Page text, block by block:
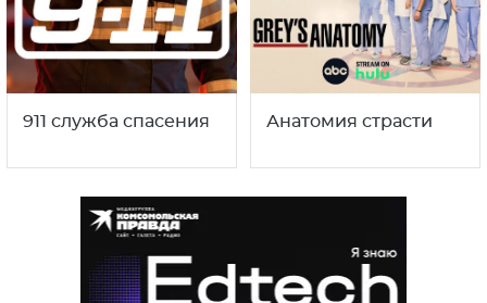
911 служба спасения Анатомия страсти